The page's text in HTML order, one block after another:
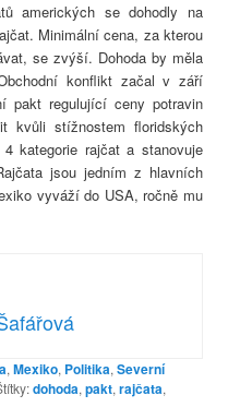
amerických se dohodly na
Minimální cena, za kterou
se zvýší. Dohoda by měla
konflikt začal v září
pakt regulující ceny potravin
kvůli stížnostem floridských
kategorie rajčat a stanovuje
jsou jedním z hlavních
vyváží do USA, ročně mu
,Mexiko, Politika,Severní
dohoda,pakt,rajčata,